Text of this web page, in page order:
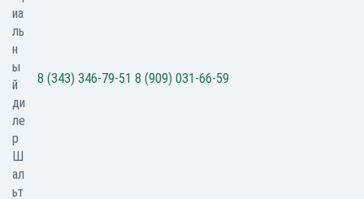
8 (343) 346-79-51 8 (909) 031-66-59